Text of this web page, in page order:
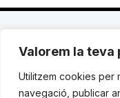
Valorem la teva
Utilitzem cookies per
navegació, publicar
C. Avinyó 44, 2n
119 03 72|